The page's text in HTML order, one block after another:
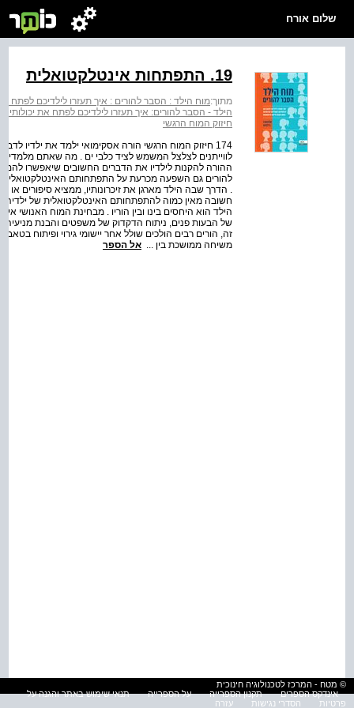
שלום אורח
19. התפתחות אינטלקטואלית
מתוך:מוח הילד : הסבר להורים : איך תעזרו לילדיכם לפתח
הילד - הסבר להורים: איך תעזרו לילדיכם לפתח את
חיזוק המוח הרגשי
174 חיזוק המוח הרגשי הורה אסקימואי ילמד את ילדיו
לווייתנים לצלצל המשמש לציד כלבי ים . מה שאתם
ההורה להקנות לילדיו את הדברים החשובים שיאפשרו להם
להורים גם השפעה מכרעת על התפתחותם האינטלקטואלית
. הדרך שבה הילד מארגן את זיכרונותיו, ממציא סיפורים
חשובה מאין כמוה להתפתחותם האינטלקטואלית של
הילד הוא היחסים בינו ובין הוריו . מבחינת המוח האנושי אין
של הבעות פנים, ניתוח הדקדוק של משפטים והבנת
זה, הורים רבים הולכים שולל אחר יישומי גירוי ופיתוח
משיחה ממושכת בין ... אל הספר
© מטח - המרכז לטכנולוגיה חינוכית
אינדקס הספרים
תקנון הספרייה על הספרייה
תנאי שימוש באתר והגנה על
פרטיות
הסדרי נגישות עזרה